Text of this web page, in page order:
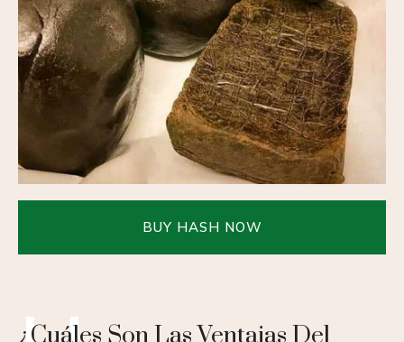
BUY HASH NOW
¿cuáles Son Las Ventajas Del